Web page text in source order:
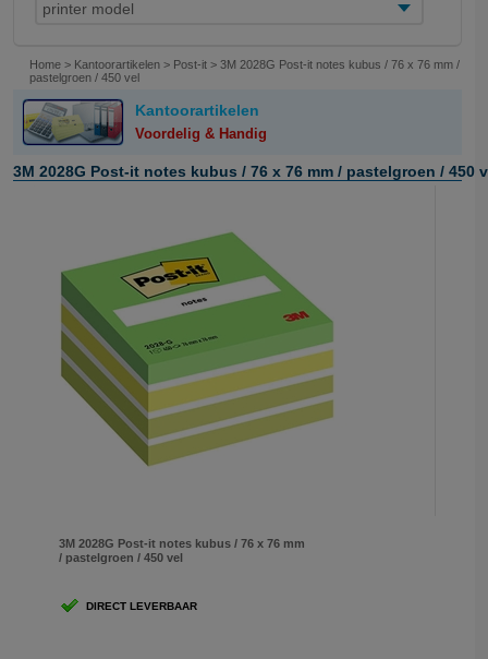
printer model
Home > Kantoorartikelen > Post-it > 3M 2028G Post-it notes kubus / 76 x 76 mm /
pastelgroen / 450 vel
Kantoorartikelen
Voordelig & Handig
3M 2028G Post-it notes kubus / 76 x 76 mm / pastelgroen / 450
3M 2028G Post-it notes kubus / 76 x 76 mm
/ pastelgroen / 450 vel
DIRECT LEVERBAAR